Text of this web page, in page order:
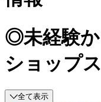
◎未経験か
ショップ
全て表示